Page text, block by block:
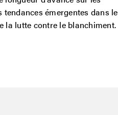
tendances émergentes dans le
la lutte contre le blanchiment.